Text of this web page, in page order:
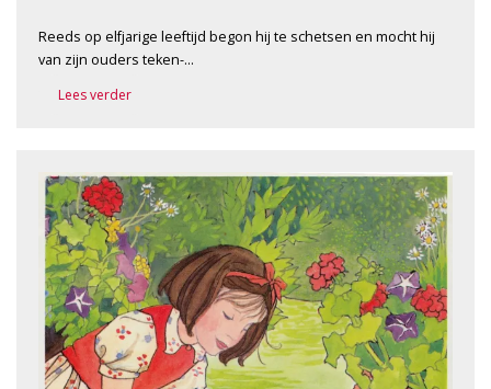
Reeds op elfjarige leeftijd begon hij te schetsen en mocht hij
van zijn ouders teken-…
Lees verder